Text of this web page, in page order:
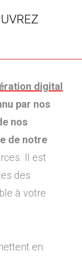
digital
par nos
nos
de notre
Il est
des
à votre
en